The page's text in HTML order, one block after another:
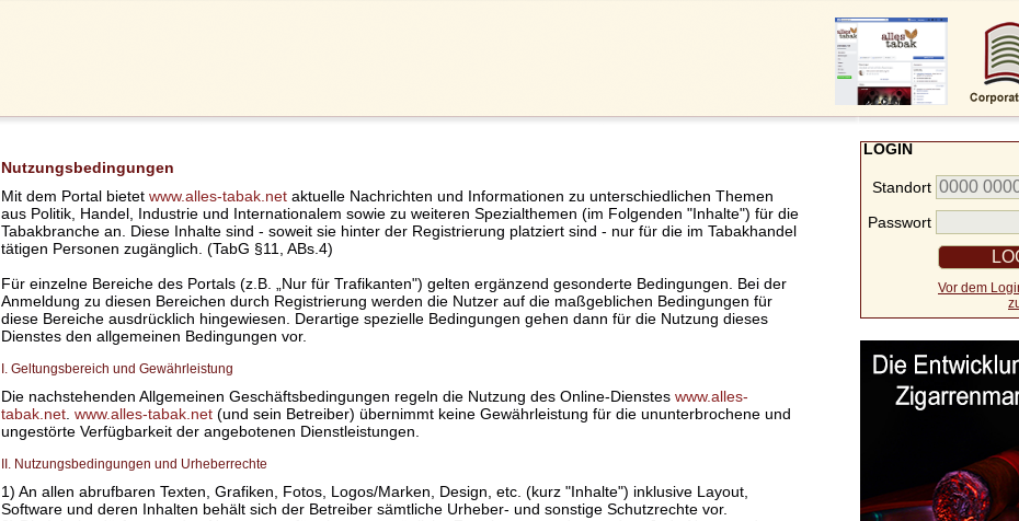
Nutzungsbedingungen
Mit dem Portal bietet www.alles-tabak.net aktuelle Nachrichten und Informationen zu unterschiedlichen Themen
aus Politik, Handel, Industrie und Internationalem sowie zu weiteren Spezialthemen (im Folgenden "Inhalte") für die
Tabakbranche an. Diese Inhalte sind - soweit sie hinter der Registrierung platziert sind - nur für die im Tabakhandel
tätigen Personen zugänglich. (TabG §11, ABs.4)
Für einzelne Bereiche des Portals (z.B. „Nur für Trafikanten") gelten ergänzend gesonderte Bedingungen. Bei der
Anmeldung zu diesen Bereichen durch Registrierung werden die Nutzer auf die maßgeblichen Bedingungen für
diese Bereiche ausdrücklich hingewiesen. Derartige spezielle Bedingungen gehen dann für die Nutzung dieses
Dienstes den allgemeinen Bedingungen vor.
I. Geltungsbereich und Gewährleistung
Die nachstehenden Allgemeinen Geschäftsbedingungen regeln die Nutzung des Online-Dienstes www.alles-
tabak.net www.alles-tabak.net (und sein Betreiber) übernimmt keine Gewährleistung für die ununterbrochene und
ungestörte Verfügbarkeit der angebotenen Dienstleistungen.
II. Nutzungsbedingungen und Urheberrechte
1) An allen abrufbaren Texten, Grafiken, Fotos, Logos/Marken, Design, etc. (kurz "Inhalte") inklusive Layout,
Software und deren Inhalten behält sich der Betreiber sämtliche Urheber- und sonstige Schutzrechte vor.
LOGIN
Standort
Passwort
Vor dem